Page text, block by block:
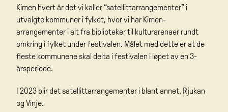
Kimen hvert år det vi kaller “satellittarrangementer” i
utvalgte kommuner i fylket, hvor vi har Kimen-
arrangementer i alt fra biblioteker til kulturarenaer rundt
omkring i fylket under festivalen. Målet med dette er at de
fleste kommunene skal delta i festivalen i løpet av en 3-
årsperiode.
I 2023 blir det satellittarrangementer i blant annet, Rjukan
og Vinje.